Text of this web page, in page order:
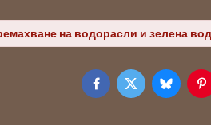
на водорасли и зелена
FacebookTwitterBluesky